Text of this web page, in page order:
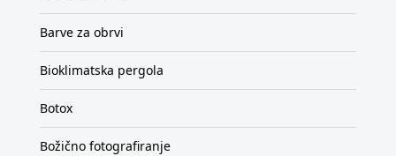
Barve za obrvi
Bioklimatska pergola
Botox
Božično fotografiranje